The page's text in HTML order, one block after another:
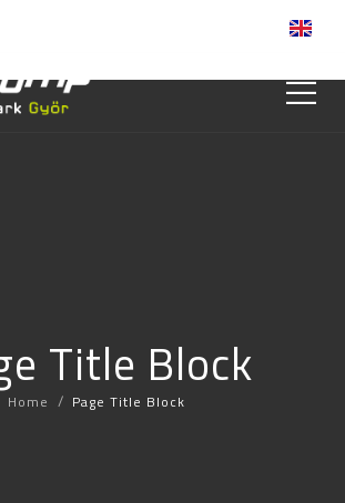
Title Block
Home / Page Title Block